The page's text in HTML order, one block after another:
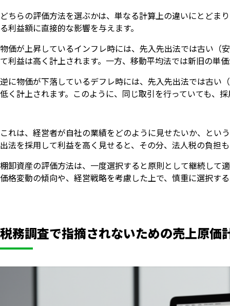
どちらの評価方法を選ぶかは、単なる計算上の違いにとどま
る利益額に直接的な影響を与えます。
物価が上昇しているインフレ時には、先入先出法では古い（
て利益は高く計上されます。一方、移動平均法では新旧の単
逆に物価が下落しているデフレ時には、先入先出法では古い
低く計上されます。このように、同じ取引を行っていても、
これは、経営者が自社の業績をどのように見せたいか、とい
出法を採用して利益を高く見せると、その分、法人税の負担
棚卸資産の評価方法は、一度選択すると原則として継続して
価格変動の傾向や、経営戦略を考慮した上で、慎重に選択す
税務調査で指摘されないための売上原価